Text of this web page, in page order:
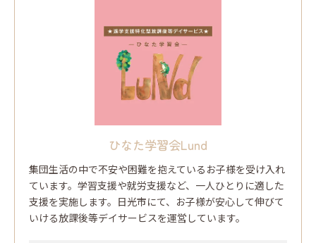
ひなた学習会Lund
集団生活の中で不安や困難を抱えているお子様を受け入れ
ています。学習支援や就労支援など、一人ひとりに適した
支援を実施します。日光市にて、お子様が安心して伸びて
いける放課後等デイサービスを運営しています。